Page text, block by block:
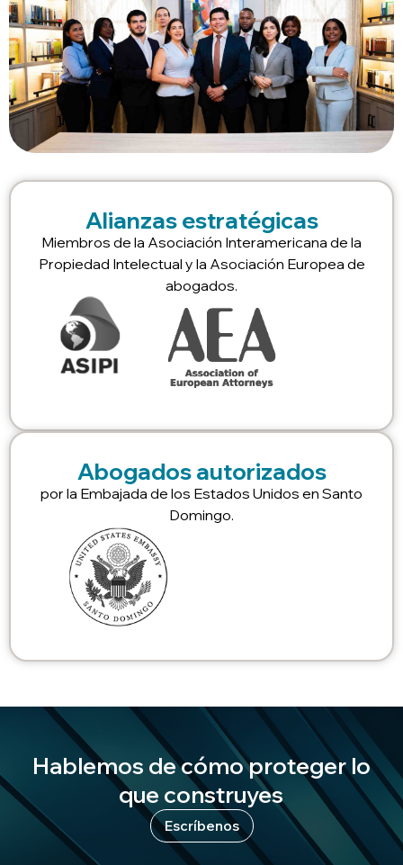
Alianzas estratégicas
Miembros de la Asociación Interamericana de la
Propiedad Intelectual y la Asociación Europea de
abogados.
Abogados autorizados
por la Embajada de los Estados Unidos en Santo
Domingo.
Hablemos de cómo proteger lo
que construyes
Escríbenos